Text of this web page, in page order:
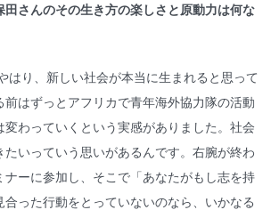
田さんのその生き方の楽しさと原動力は何な
はり、新しい社会が本当に生まれると思って
前はずっとアフリカで青年海外協力隊の活動
変わっていくという実感がありました。社会
たいっていう思いがあるんです。右腕が終わ
ナーに参加し、そこで「あなたがもし志を持
合った行動をとっていないのなら、いかなる